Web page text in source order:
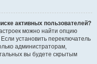
активных пользователей?
можно найти опцию
установить переключатель
администраторам,
вы будете скрытым